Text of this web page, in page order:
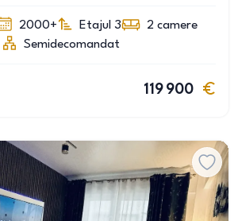
2000+ Etajul 3 2 camere
Semidecomandat
119 900